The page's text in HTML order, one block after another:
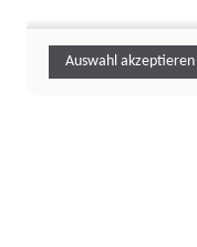
Auswahl akzeptieren